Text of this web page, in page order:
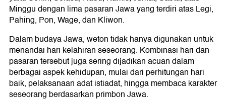
13 Suro 1960 Baꞌ
14 Suro 1960 Baꞌ
15 Suro 1960 Baꞌ
16 Suro 1960 Baꞌ
17 Suro 1960 Baꞌ
18 Suro 1960 Baꞌ
19 Suro 1960 Baꞌ
20 Suro 1960 Baꞌ
21 Suro 1960 Baꞌ
22 Suro 1960 Baꞌ
Minggu dengan lima pasaran Jawa yang terdiri atas Legi,
Pahing, Pon, Wage, dan Kliwon.
Dalam budaya Jawa, weton tidak hanya digunakan untuk
menandai hari kelahiran seseorang. Kombinasi hari dan
pasaran tersebut juga sering dijadikan acuan dalam
berbagai aspek kehidupan, mulai dari perhitungan hari
baik, pelaksanaan adat istiadat, hingga membaca karakter
seseorang berdasarkan primbon Jawa.